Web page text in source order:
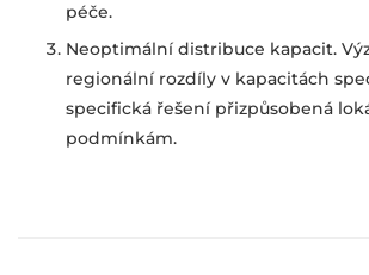
péče.
Neoptimální distribuce kapacit.
regionální rozdíly v kapacitách
specifická řešení přizpůsobená
podmínkám.